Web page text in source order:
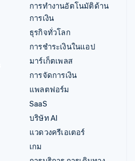
การทำงานอัตโนมัติด้าน
การเงิน
ธุรกิจทั่วโลก
การชำระเงินในแอป
มาร์เก็ตเพลส
การจัดการเงิน
แพลตฟอร์ม
SaaS
บริษัท AI
แวดวงครีเอเตอร์
เกม